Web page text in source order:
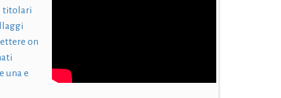
titolari
on
una e